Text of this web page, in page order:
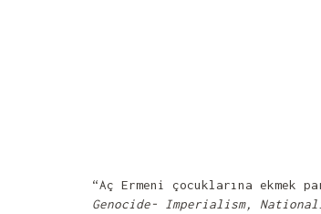
“Aç Ermeni çocuklarına ekmek
Genocide- Imperialism,